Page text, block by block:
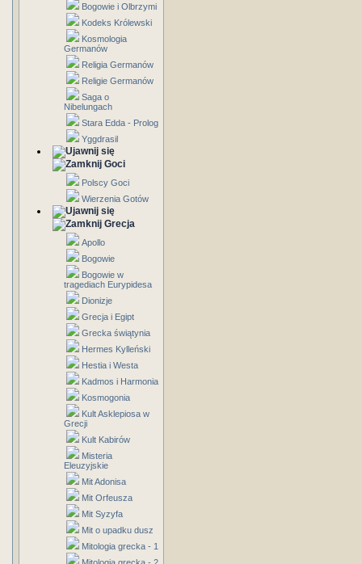
Bogowie i Olbrzymi
Kodeks Królewski
Kosmologia
Germanów
Religia Germanów
Religie Germanów
Saga o
Nibelungach
Stara Edda - Prolog
Yggdrasil
Goci
Polscy Goci
Wierzenia Gotów
Grecja
Apollo
Bogowie
Bogowie w
tragediach Eurypidesa
Dionizje
Grecja i Egipt
Grecka świątynia
Hermes Kylleński
Hestia i Westa
Kadmos i Harmonia
Kosmogonia
Kult Asklepiosa w
Grecji
Kult Kabirów
Misteria
Eleuzyjskie
Mit Adonisa
Mit Orfeusza
Mit Syzyfa
Mit o upadku dusz
Mitologia grecka - 1